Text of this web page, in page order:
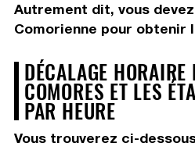
Autrement dit, vous devez
Comorienne pour obtenir
DÉCALAGE HORAIRE
COMORES ET LES
PAR HEURE
Vous trouverez ci-